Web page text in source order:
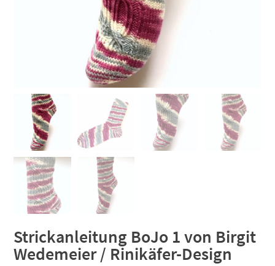
Strickanleitung BoJo 1 von Birgit
Wedemeier / Rinikäfer-Design